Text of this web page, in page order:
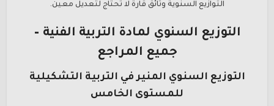
التوازيع السنوية وثائق قارة لا تحتاج لتعديل معين.
التوزيع السنوي لمادة التربية الفنية –
جميع المراجع
التوزيع السنوي المنير في التربية التشكيلية
للمستوى الخامس